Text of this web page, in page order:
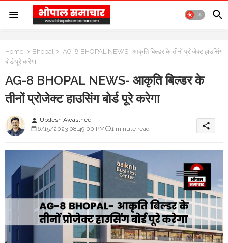
Home Bhopal
AG-8 BHOPAL NEWS- आकृति बिल्डर के तीनों प्रोजेक्ट हाउसिंग
बोर्ड पूरे करेगा
AG-8 BHOPAL NEWS- आकृति बिल्डर के
तीनों प्रोजेक्ट हाउसिंग बोर्ड पूरे करेगा
person Updesh Awasthee
6/15/2023 08:49:00 PM
1 minute read share